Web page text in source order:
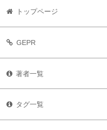
トップページ
GEPR
著者一覧
タグ一覧